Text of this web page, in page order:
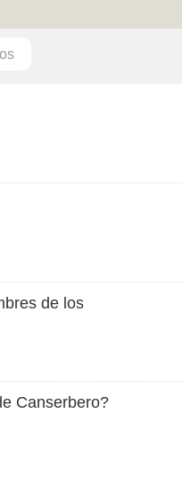
de los
Canserbero?